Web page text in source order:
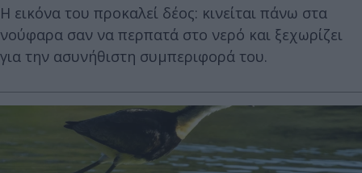
Η εικόνα του προκαλεί δέος: κινείται πάνω στα
νούφαρα σαν να περπατά στο νερό και ξεχωρίζει
για την ασυνήθιστη συμπεριφορά του.